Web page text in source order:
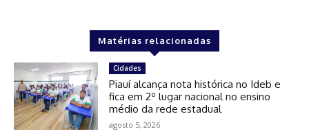
Matérias relacionadas
Cidades
Piauí alcança nota histórica no Ideb e
fica em 2º lugar nacional no ensino
médio da rede estadual
agosto 5, 2026